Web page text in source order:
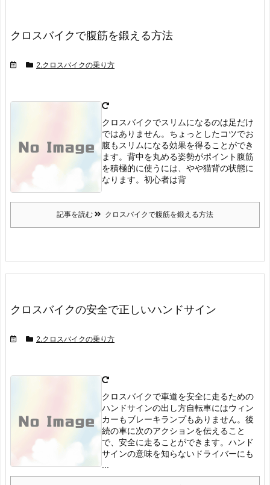
クロスバイクで腹筋を鍛える方法
2.クロスバイクの乗り方
クロスバイクでスリムになるのは足だけ
ではありません。 ちょっとしたコツでお
腹もスリムになる効果を得ることができ
ます。 背中を丸める姿勢がポイント 腹筋
を積極的に使うには、やや猫背の状態に
なります。 初心者は背
記事を読む クロスバイクで腹筋を鍛える方法
クロスバイクの安全で正しいハンドサイン
2.クロスバイクの乗り方
クロスバイクで車道を安全に走るための
ハンドサインの出し方自転車にはウィン
カーもブレーキランプもありません。 後
続の車に次のアクションを伝えること
で、安全に走ることができます。 ハンド
サインの意味を知らないドライバーにも
...